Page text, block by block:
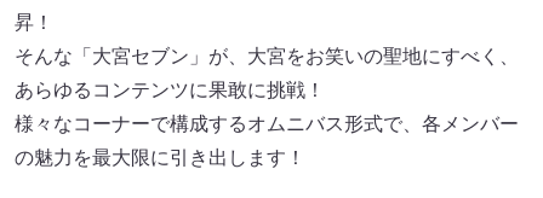
昇！
そんな「大宮セブン」が、大宮をお笑いの聖地にすべく、
あらゆるコンテンツに果敢に挑戦！
様々なコーナーで構成するオムニバス形式で、各メンバー
の魅力を最大限に引き出します！